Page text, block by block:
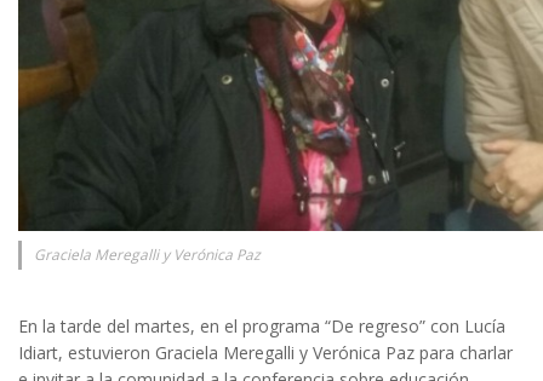
Graciela Meregalli y Verónica Paz
En la tarde del martes, en el programa “De regreso” con Lucía
Idiart, estuvieron Graciela Meregalli y Verónica Paz para charlar